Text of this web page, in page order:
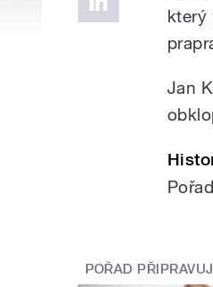
který
Jan
POŘAD